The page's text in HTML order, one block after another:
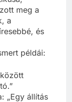
meg a
a
és
példái:
„Egy állítás